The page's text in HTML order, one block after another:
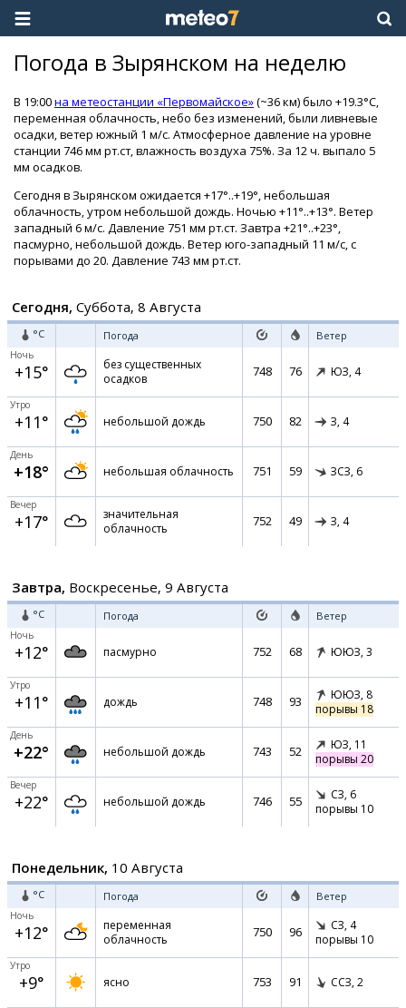
Погода в Зырянском на неделю
В 19:00на метеостанции «Первомайское»(~36 км) было +19.3°C,
переменная облачность, небо без изменений, были ливневые
осадки, ветер южный 1 м/с. Атмосферное давление на уровне
станции 746 мм рт.ст, влажность воздуха 75%. За 12 ч. выпало 5
мм осадков.
Сегодня в Зырянском ожидается +17°..+19°, небольшая
облачность, утром небольшой дождь. Ночью +11°..+13°. Ветер
западный 6 м/с. Давление 751 мм рт.ст. Завтра +21°..+23°,
пасмурно, небольшой дождь. Ветер юго-западный 11 м/с, с
порывами до 20. Давление 743 мм рт.ст.
Сегодня, Суббота, 8 Августа
°C Погода Ветер
Ночь
+15°
без существенных
осадков
748 76 ЮЗ, 4
Утро
+11° небольшой дождь 750 82 З, 4
День
+18° небольшая облачность 751 59 ЗСЗ, 6
Вечер
+17°
значительная
облачность
752 49 З, 4
Завтра, Воскресенье, 9 Августа
°C Погода Ветер
Ночь
+12° пасмурно 752 68 ЮЮЗ, 3
Утро
+11° дождь 748 93 ЮЮЗ, 8
порывы 18
День
+22° небольшой дождь 743 52 ЮЗ, 11
порывы 20
Вечер
+22° небольшой дождь 746 55 СЗ, 6
порывы 10
Понедельник, 10 Августа
°C Погода Ветер
Ночь
+12°
переменная
облачность
750 96 СЗ, 4
порывы 10
Утро
+9° ясно 753 91 ССЗ, 2